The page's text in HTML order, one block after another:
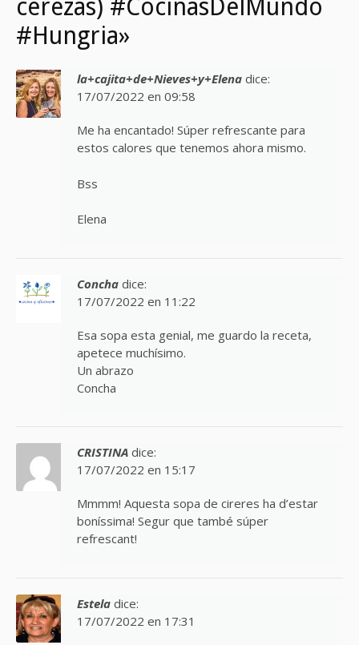
cerezas) #CocinasDelMundo
#Hungria»
la+cajita+de+Nieves+y+Elena dice:
17/07/2022 en 09:58
Me ha encantado! Súper refrescante para
estos calores que tenemos ahora mismo.
Bss
Elena
Concha dice:
17/07/2022 en 11:22
Esa sopa esta genial, me guardo la receta,
apetece muchísimo.
Un abrazo
Concha
CRISTINA dice:
17/07/2022 en 15:17
Mmmm! Aquesta sopa de cireres ha d’estar
boníssima! Segur que també súper
refrescant!
Estela dice:
17/07/2022 en 17:31